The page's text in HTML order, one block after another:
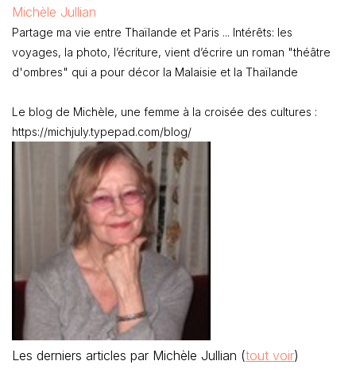
Michèle Jullian
Partage ma vie entre Thaïlande et Paris ... Intérêts: les
voyages, la photo, l’écriture, vient d’écrire un roman "théâtre
d'ombres" qui a pour décor la Malaisie et la Thaïlande
Le blog de Michèle, une femme à la croisée des cultures :
https://michjuly.typepad.com/blog/
Les derniers articles par Michèle Jullian (tout voir)